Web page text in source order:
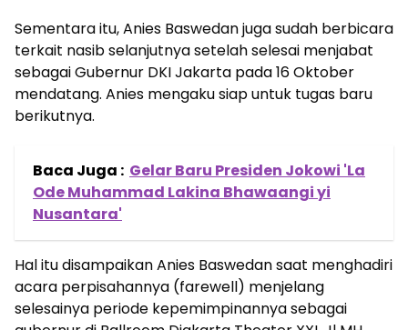
Sementara itu, Anies Baswedan juga sudah berbicara
terkait nasib selanjutnya setelah selesai menjabat
sebagai Gubernur DKI Jakarta pada 16 Oktober
mendatang. Anies mengaku siap untuk tugas baru
berikutnya.
Baca Juga : Gelar Baru Presiden Jokowi 'La
Ode Muhammad Lakina Bhawaangi yi
Nusantara'
Hal itu disampaikan Anies Baswedan saat menghadiri
acara perpisahannya (farewell) menjelang
selesainya periode kepemimpinannya sebagai